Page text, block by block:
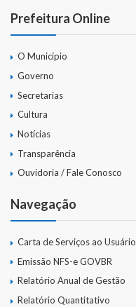
Prefeitura Online
O Município
Governo
Secretarias
Cultura
Notícias
Transparência
Ouvidoria / Fale Conosco
Navegação
Carta de Serviços ao Usuário
Emissão NFS-e GOVBR
Relatório Anual de Gestão
Relatório Quantitativo